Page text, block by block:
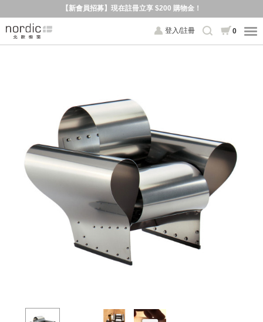
【新會員招募】現在註冊立享 $200 購物金！
登入/註冊 0